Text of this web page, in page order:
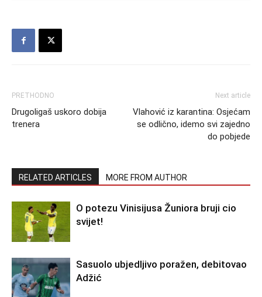
PRETHODNO
Drugoligaš uskoro dobija
trenera
Next article
Vlahović iz karantina: Osjećam
se odlično, idemo svi zajedno
do pobjede
RELATED ARTICLES MORE FROM AUTHOR
O potezu Vinisijusa Žuniora bruji cio
svijet!
Sasuolo ubjedljivo poražen, debitovao
Adžić